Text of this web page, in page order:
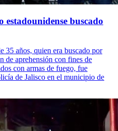
buscado
35 años, quien era buscado por
de aprehensión con fines de
con armas de fuego, fue
de Jalisco en el municipio de